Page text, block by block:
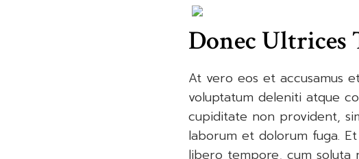
Donec Ultrices
At vero eos et accusamus
voluptatum deleniti atque
cupiditate non provident,
laborum et dolorum fuga.
libero tempore, cum soluta